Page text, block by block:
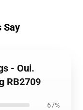
Say
- Oui.
RB2709
67%